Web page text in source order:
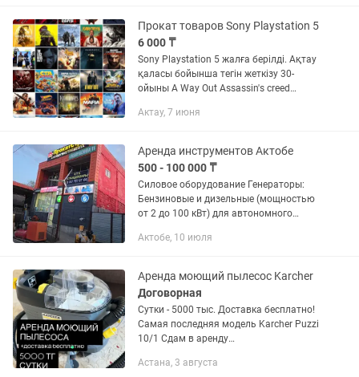
Наш адрес: г....
Прокат товаров Sony Playstation 5
6 000 ₸
Sony Playstation 5 жалға берілді. Ақтау
қаласы бойынша тегін жеткізу 30-
ойыны A Way Out Assassin's creed
of duty black ops 3 Call of duty modern
Актау, 7 июня
Аренда инструментов Актобе
500 - 100 000 ₸
Силовое оборудование Генераторы:
Бензиновые и дизельные (мощностью
от 2 до 100 кВт) для автономного
Передвижные дизельные или
Актобе, 10 июля
Аренда моющий пылесос Karcher
Договорная
Сутки - 5000 тыс. Доставка бесплатно!
Самая последняя модель Karcher Puzzi
10/1 Сдам в аренду
Керхер. Очистит вашу мягкую мебель,
Астана, 3 августа